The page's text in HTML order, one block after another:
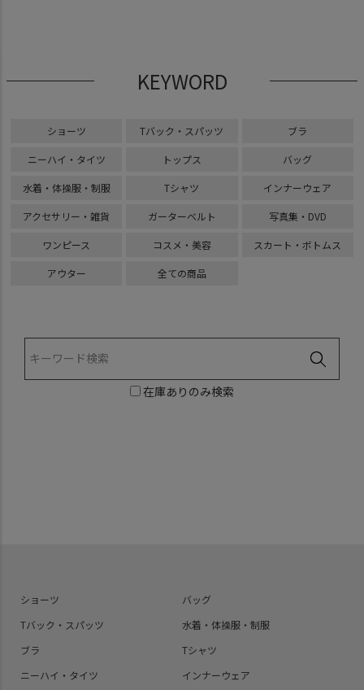
KEYWORD
ショーツ Tバック・スパッツ ブラ
ニーハイ・タイツ トップス バッグ
水着・体操服・制服 Tシャツ インナーウェア
アクセサリー・雑貨 ガーターベルト 写真集・DVD
ワンピース コスメ・美容 スカート・ボトムス
アウター 全ての商品
在庫ありのみ検索
ショーツ
Tバック・スパッツ
ブラ
ニーハイ・タイツ
バッグ
水着・体操服・制服
Tシャツ
インナーウェア